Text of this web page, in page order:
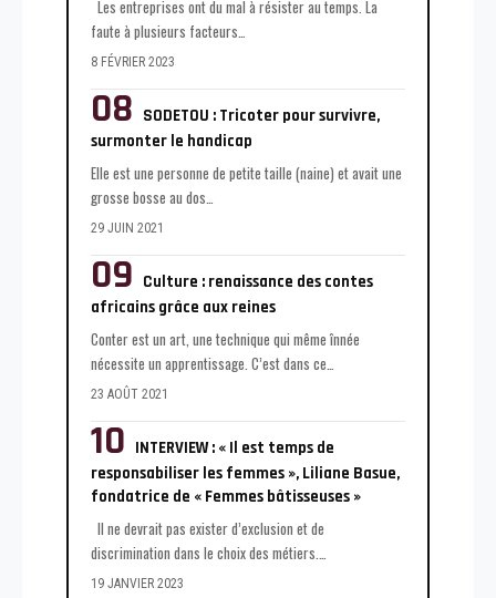
Les entreprises ont du mal à résister au temps. La
faute à plusieurs facteurs…
8 FÉVRIER 2023
SODETOU : Tricoter pour survivre,
surmonter le handicap
Elle est une personne de petite taille (naine) et avait une
grosse bosse au dos…
29 JUIN 2021
Culture : renaissance des contes
africains grâce aux reines
Conter est un art, une technique qui même înnée
nécessite un apprentissage. C’est dans ce…
23 AOÛT 2021
INTERVIEW : « Il est temps de
responsabiliser les femmes », Liliane Basue,
fondatrice de « Femmes bâtisseuses »
Il ne devrait pas exister d’exclusion et de
discrimination dans le choix des métiers.…
19 JANVIER 2023